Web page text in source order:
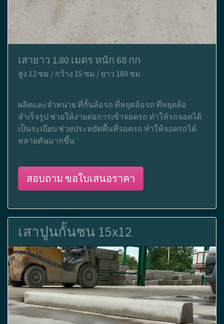
เสายาว 1.80 เมตร หนัก 68 กก
สูง 12 ซม / กว้าง 15 ซม / ยาว 180 ซม
ผลิตและจำหน่าย ที่กั้นล้อรถ ที่หยุดล้อรถ ที่หยุดล้อ
สำเร็จรูป ช่วยให้ง่ายต่อการเข้าจอดรถ ทำให้รถจอดได้
เป็นระเบียบ ช่วยประหยัดพื้นที่จอดรถ ทำให้จอดรถได้
หลายคันมากขึ้น
สอบถาม ขอใบเสนอราคา
เสาปูนกั้นชน 15x12